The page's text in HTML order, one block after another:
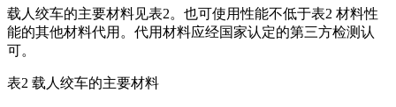
载人绞车的主要材料见表2。也可使用性能不低于表2 材料性
能的其他材料代用。代用材料应经国家认定的第三方检测认
可。
表2 载人绞车的主要材料